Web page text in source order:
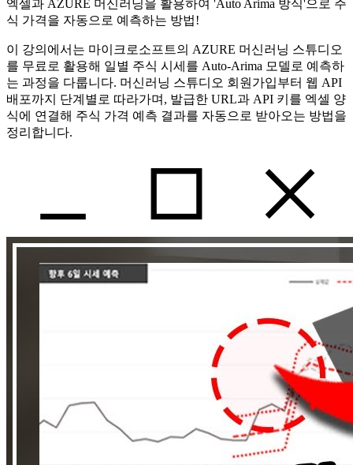
엑셀과 AZURE 머신러닝을 활용하여 'Auto Arima 방식'으로 주
식 가격을 자동으로 예측하는 방법!
이 강의에서는 마이크로소프트의 AZURE 머신러닝 스튜디오
를 무료로 활용해 일별 주식 시세를 Auto-Arima 모델로 예측하
는 과정을 다룹니다. 머신러닝 스튜디오 회원가입부터 웹 API
배포까지 단계별로 따라가며, 발급한 URL과 API 키를 엑셀 양
식에 연결해 주식 가격 예측 결과를 자동으로 받아오는 방법을
정리합니다.